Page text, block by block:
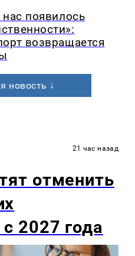
появилось
возвращается
новость ↓
21 час назад
отменить
2027 года